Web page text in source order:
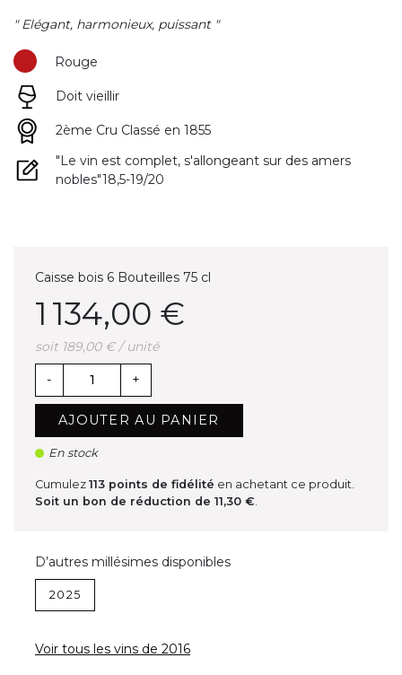
" Elégant, harmonieux, puissant "
Rouge
Doit vieillir
2ème Cru Classé en 1855
"Le vin est complet, s'allongeant sur des amers
nobles"18,5-19/20
Caisse bois 6 Bouteilles 75 cl
1 134,00 €
soit 189,00 € / unité
- +
AJOUTER AU PANIER
En stock
Cumulez 113 points de fidélité en achetant ce produit.
Soit un bon de réduction de 11,30 €.
D’autres millésimes disponibles
2025
Voir tous les vins de 2016